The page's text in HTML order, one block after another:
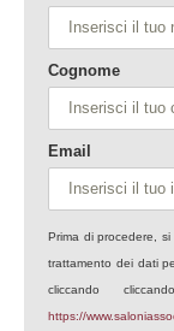
Cognome
Email
Prima di procedere,
trattamento dei dati
cliccando
https://